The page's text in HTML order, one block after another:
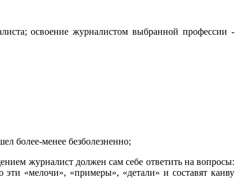
освоение журналистом выбранной профессии -
более-менее безболезненно;
журналист должен сам себе ответить на вопросы:
«мелочи», «примеры», «детали» и составят канву